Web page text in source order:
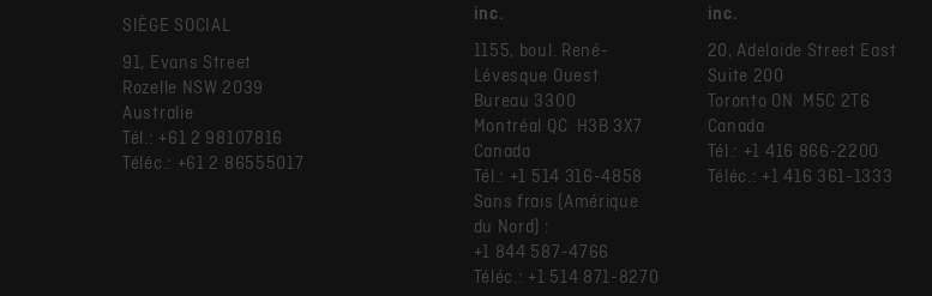
SIÈGE SOCIAL
91, Evans Street
Rozelle NSW 2039
Australie
Tél.: +61 2 98107816
Téléc.: +61 2 86555017
inc.
1155, boul. René-
Lévesque Ouest
Bureau 3300
Montréal QC H3B 3X7
Canada
Tél.: +1 514 316-4858
Sans frais (Amérique
du Nord) :
+1 844 587-4766
Téléc.: +1 514 871-8270
inc.
20, Adelaide Street East
Suite 200
Toronto ON M5C 2T6
Canada
Tél.: +1 416 866-2200
Téléc.: +1 416 361-1333